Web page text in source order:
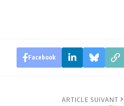
Facebook
ARTICLE SUIVANT